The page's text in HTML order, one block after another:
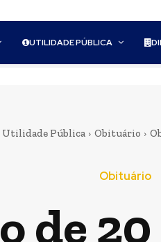
UTILIDADE PÚBLICA
Utilidade Pública Obituário
Obituário
de